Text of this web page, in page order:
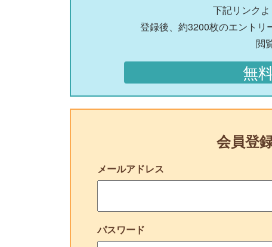
下記リンクよ
登録後、約3200枚のエントリ
閲
無
会員登
メールアドレス
パスワード